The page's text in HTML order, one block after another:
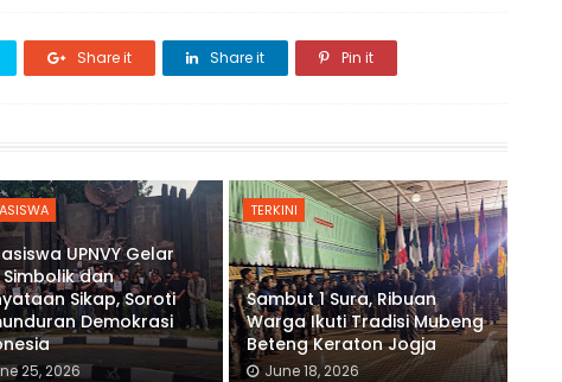
Share it Share it Pin it
UPNVY Gelar
Simbolik dan
Sikap, Soroti
Demokrasi
25, 2026
TERKINI
Sambut 1 Sura, Ribuan
Warga Ikuti Tradisi Mubeng
Beteng Keraton Jogja
June 18, 2026